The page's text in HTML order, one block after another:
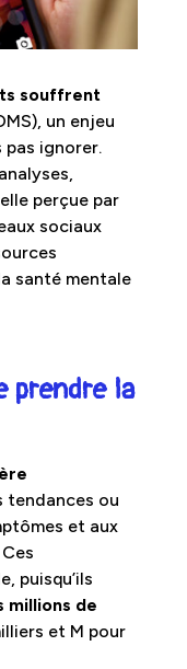
souffrent
un enjeu
ignorer.
perçue par
sociaux
santé mentale
prendre la
tendances ou
et aux
Ces
puisqu’ils
millions de
et M pour